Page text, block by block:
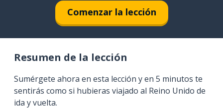
Comenzar la lección
Resumen de la lección
Sumérgete ahora en esta lección y en 5 minutos te
sentirás como si hubieras viajado al Reino Unido de
ida y vuelta.